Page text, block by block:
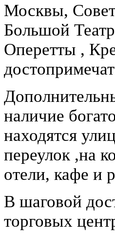
Москвы,
Большой
Оперетты ,
наличие
находятся
переулок ,на
отели, кафе и
В шаговой
торговых